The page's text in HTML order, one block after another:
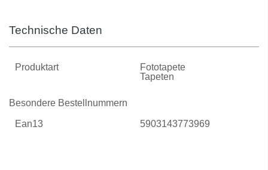
Technische Daten
Produktart
Fototapete
Tapeten
Besondere Bestellnummern
Ean13 5903143773969